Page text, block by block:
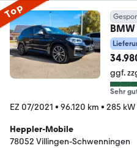
Top
BMW
360°
ggf.
Sehr
EZ 07/2021 • 96.120 km • 285 kW
Heppler-Mobile
78052 Villingen-Schwenningen